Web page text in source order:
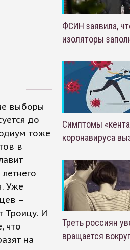
выборы
до
тоже
в
Уже
–
Троицу. И
что
на
ФСИН заявила,
изоляторы
Симптомы
коронавируса
Треть россиян
вращается